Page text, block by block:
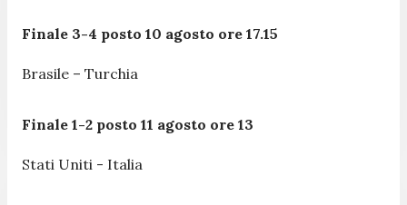
Finale 3-4 posto 10 agosto ore 17.15
Brasile – Turchia
Finale 1-2 posto 11 agosto ore 13
Stati Uniti - Italia